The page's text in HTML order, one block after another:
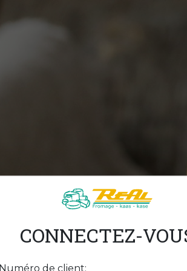
CONNECTEZ-
Numéro de client: